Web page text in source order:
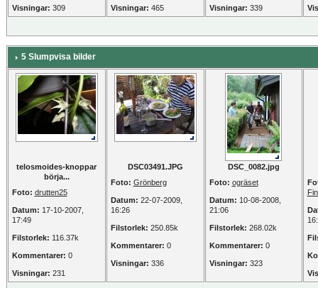
Visningar: 309 Visningar: 465 Visningar: 339
5 Slumpvisa bilder
telosmoides-knoppar
börja...
Foto: drutten25
Datum: 17-10-2007,
17:49
Filstorlek: 116.37k
Kommentarer: 0
Visningar: 231
DSC03491.JPG
Foto: Grönberg
Datum: 22-07-2009,
16:26
Filstorlek: 250.85k
Kommentarer: 0
Visningar: 336
DSC_0082.jpg
Foto: ogräset
Datum: 10-08-2008,
21:06
Filstorlek: 268.02k
Kommentarer: 0
Visningar: 323